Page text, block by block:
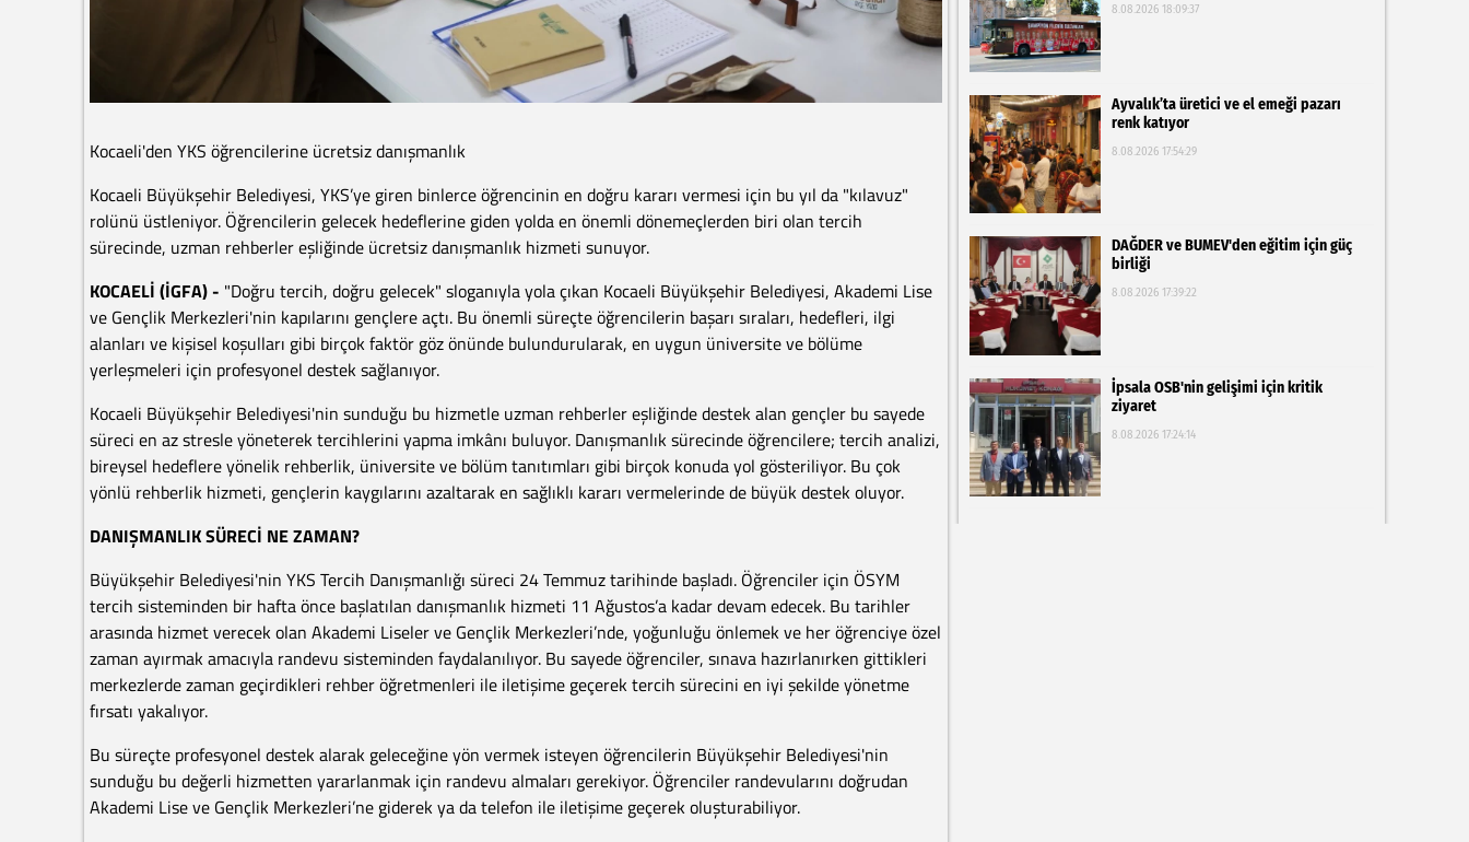
Kocaeli'den YKS öğrencilerine ücretsiz danışmanlık
Kocaeli Büyükşehir Belediyesi, YKS’ye giren binlerce öğrencinin en doğru kararı vermesi için bu yıl da "kılavuz"
rolünü üstleniyor. Öğrencilerin gelecek hedeflerine giden yolda en önemli dönemeçlerden biri olan tercih
sürecinde, uzman rehberler eşliğinde ücretsiz danışmanlık hizmeti sunuyor.
KOCAELİ (İGFA) - "Doğru tercih, doğru gelecek" sloganıyla yola çıkan Kocaeli Büyükşehir Belediyesi, Akademi Lise
ve Gençlik Merkezleri'nin kapılarını gençlere açtı. Bu önemli süreçte öğrencilerin başarı sıraları, hedefleri, ilgi
alanları ve kişisel koşulları gibi birçok faktör göz önünde bulundurularak, en uygun üniversite ve bölüme
yerleşmeleri için profesyonel destek sağlanıyor.
Kocaeli Büyükşehir Belediyesi'nin sunduğu bu hizmetle uzman rehberler eşliğinde destek alan gençler bu sayede
süreci en az stresle yöneterek tercihlerini yapma imkânı buluyor. Danışmanlık sürecinde öğrencilere; tercih analizi,
bireysel hedeflere yönelik rehberlik, üniversite ve bölüm tanıtımları gibi birçok konuda yol gösteriliyor. Bu çok
yönlü rehberlik hizmeti, gençlerin kaygılarını azaltarak en sağlıklı kararı vermelerinde de büyük destek oluyor.
DANIŞMANLIK SÜRECİ NE ZAMAN?
Büyükşehir Belediyesi'nin YKS Tercih Danışmanlığı süreci 24 Temmuz tarihinde başladı. Öğrenciler için ÖSYM
tercih sisteminden bir hafta önce başlatılan danışmanlık hizmeti 11 Ağustos’a kadar devam edecek. Bu tarihler
arasında hizmet verecek olan Akademi Liseler ve Gençlik Merkezleri’nde, yoğunluğu önlemek ve her öğrenciye özel
zaman ayırmak amacıyla randevu sisteminden faydalanılıyor. Bu sayede öğrenciler, sınava hazırlanırken gittikleri
merkezlerde zaman geçirdikleri rehber öğretmenleri ile iletişime geçerek tercih sürecini en iyi şekilde yönetme
fırsatı yakalıyor.
Bu süreçte profesyonel destek alarak geleceğine yön vermek isteyen öğrencilerin Büyükşehir Belediyesi'nin
sunduğu bu değerli hizmetten yararlanmak için randevu almaları gerekiyor. Öğrenciler randevularını doğrudan
Akademi Lise ve Gençlik Merkezleri’ne giderek ya da telefon ile iletişime geçerek oluşturabiliyor.
8.08.2026 18:09:37
Ayvalık’ta üretici ve el emeği pazarı
renk katıyor
8.08.2026 17:54:29
DAĞDER ve BUMEV'den eğitim için güç
birliği
8.08.2026 17:39:22
İpsala OSB'nin gelişimi için kritik
ziyaret
8.08.2026 17:24:14